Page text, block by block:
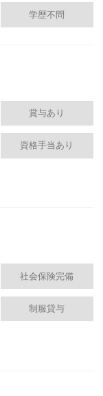
学歴不問
賞与あり
資格手当あり
社会保険完備
制服貸与